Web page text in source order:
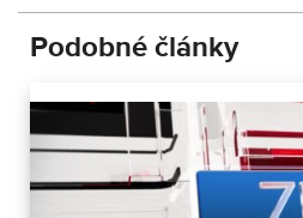
Podobné články